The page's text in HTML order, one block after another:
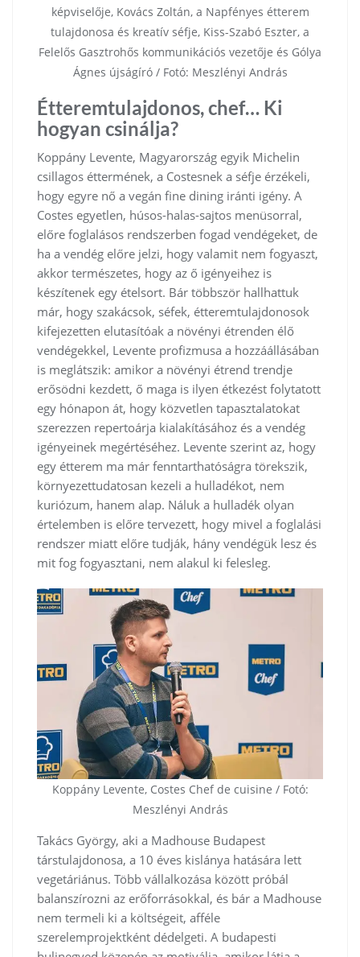
képviselője, Kovács Zoltán, a Napfényes étterem
tulajdonosa és kreatív séfje, Kiss-Szabó Eszter, a
Felelős Gasztrohős kommunikációs vezetője és Gólya
Ágnes újságíró / Fotó: Meszlényi András
Étteremtulajdonos, chef… Ki
hogyan csinálja?
Koppány Levente, Magyarország egyik Michelin
csillagos éttermének, a Costesnek a séfje érzékeli,
hogy egyre nő a vegán fine dining iránti igény. A
Costes egyetlen, húsos-halas-sajtos menüsorral,
előre foglalásos rendszerben fogad vendégeket, de
ha a vendég előre jelzi, hogy valamit nem fogyaszt,
akkor természetes, hogy az ő igényeihez is
készítenek egy ételsort. Bár többször hallhattuk
már, hogy szakácsok, séfek, étteremtulajdonosok
kifejezetten elutasítóak a növényi étrenden élő
vendégekkel, Levente profizmusa a hozzáállásában
is meglátszik: amikor a növényi étrend trendje
erősödni kezdett, ő maga is ilyen étkezést folytatott
egy hónapon át, hogy közvetlen tapasztalatokat
szerezzen repertoárja kialakításához és a vendég
igényeinek megértéséhez. Levente szerint az, hogy
egy étterem ma már fenntarthatóságra törekszik,
környezettudatosan kezeli a hulladékot, nem
kuriózum, hanem alap. Náluk a hulladék olyan
értelemben is előre tervezett, hogy mivel a foglalási
rendszer miatt előre tudják, hány vendégük lesz és
mit fog fogyasztani, nem alakul ki felesleg.
Koppány Levente, Costes Chef de cuisine / Fotó:
Meszlényi András
Takács György, aki a Madhouse Budapest
társtulajdonosa, a 10 éves kislánya hatására lett
vegetáriánus. Több vállalkozása között próbál
balanszírozni az erőforrásokkal, és bár a Madhouse
nem termeli ki a költségeit, afféle
szerelemprojektként dédelgeti. A budapesti